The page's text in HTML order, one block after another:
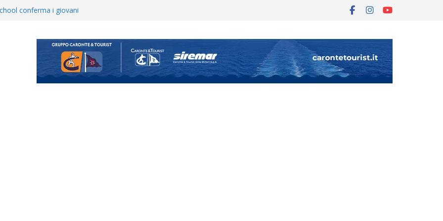
conferma i giovani
il progetto Messina. “La
ma non chi siamo”
bocciato il Fasano,
e Kamarat restano in